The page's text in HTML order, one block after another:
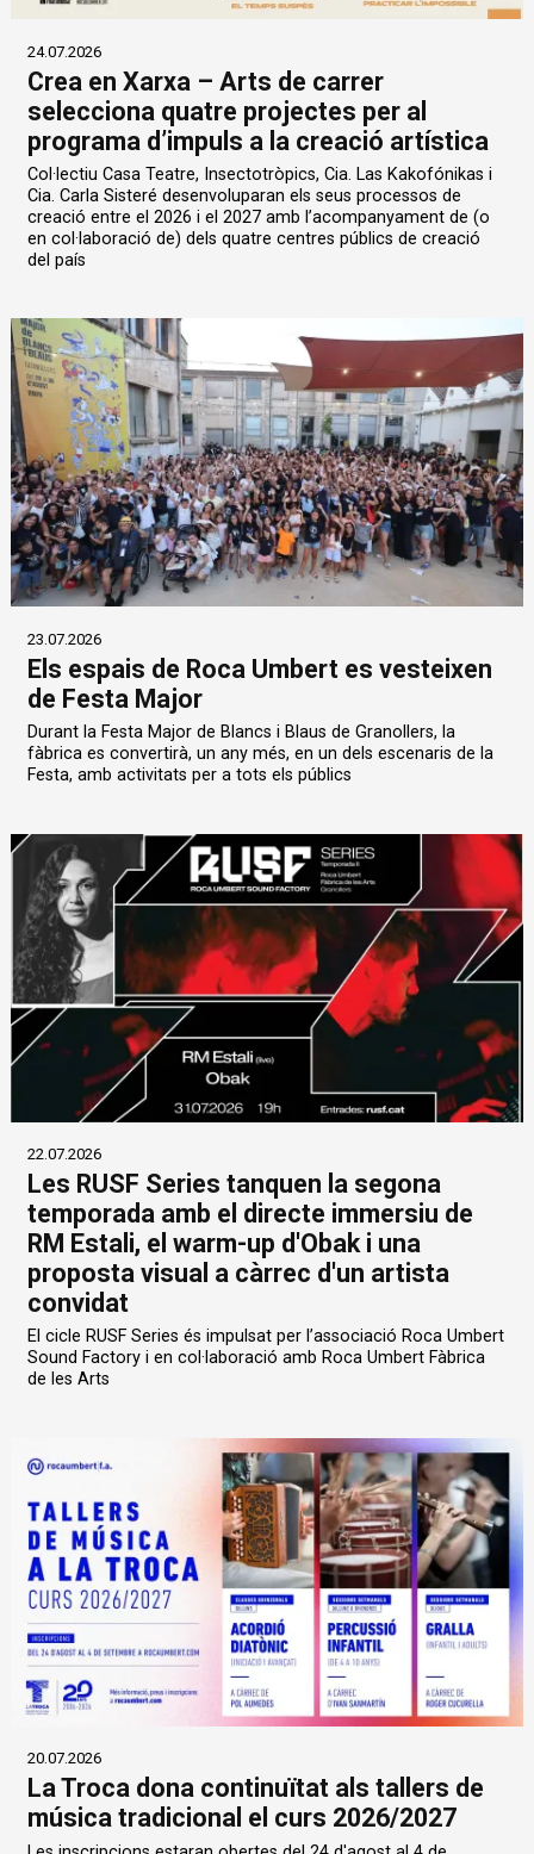
24.07.2026
Crea en Xarxa – Arts de carrer
selecciona quatre projectes per al
programa d’impuls a la creació artística
Col·lectiu Casa Teatre, Insectotròpics, Cia. Las Kakofónikas i
Cia. Carla Sisteré desenvoluparan els seus processos de
creació entre el 2026 i el 2027 amb l’acompanyament de (o
en col·laboració de) dels quatre centres públics de creació
del país
23.07.2026
Els espais de Roca Umbert es vesteixen
de Festa Major
Durant la Festa Major de Blancs i Blaus de Granollers, la
fàbrica es convertirà, un any més, en un dels escenaris de la
Festa, amb activitats per a tots els públics
22.07.2026
Les RUSF Series tanquen la segona
temporada amb el directe immersiu de
RM Estali, el warm-up d'Obak i una
proposta visual a càrrec d'un artista
convidat
El cicle RUSF Series és impulsat per l’associació Roca Umbert
Sound Factory i en col·laboració amb Roca Umbert Fàbrica
de les Arts
20.07.2026
La Troca dona continuïtat als tallers de
música tradicional el curs 2026/2027